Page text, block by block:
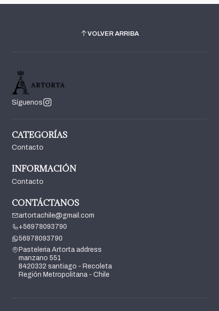
VOLVER ARRIBA
Síguenos
CATEGORÍAS
Contacto
INFORMACIÓN
Contacto
CONTÁCTANOS
artortachile@gmail.com
+56978093790
56978093790
Pasteleria Artorta address
manzano 551
8420332 santiago - Recoleta
Región Metropolitana - Chile